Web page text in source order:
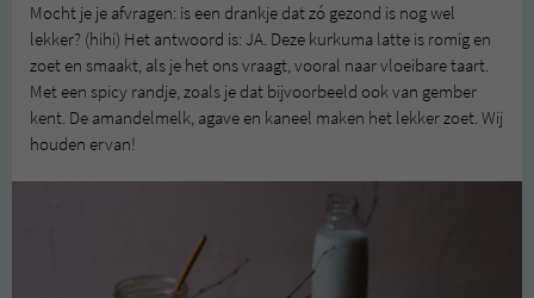
Mocht je je afvragen: is een drankje dat zó gezond is nog wel
lekker? (hihi) Het antwoord is: JA. Deze kurkuma latte is romig en
zoet en smaakt, als je het ons vraagt, vooral naar vloeibare taart.
Met een spicy randje, zoals je dat bijvoorbeeld ook van gember
kent. De amandelmelk, agave en kaneel maken het lekker zoet. Wij
houden ervan!